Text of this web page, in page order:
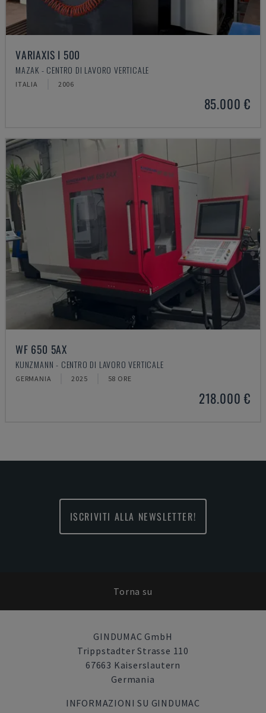
VARIAXIS I 500
MAZAK - CENTRO DI LAVORO VERTICALE
ITALIA 2006
85.000 €
WF 650 5AX
KUNZMANN - CENTRO DI LAVORO VERTICALE
GERMANIA 2025 58 ORE
218.000 €
ISCRIVITI ALLA NEWSLETTER!
Torna su
GINDUMAC GmbH
Trippstadter Strasse 110
67663 Kaiserslautern
Germania
INFORMAZIONI SU GINDUMAC